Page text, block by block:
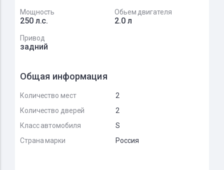
Мощность
250 л.с.
Обьем двигателя
2.0 л
Привод
задний
Общая информация
Количество мест
2
Количество дверей
2
Класс автомобиля
S
Страна марки
Россия